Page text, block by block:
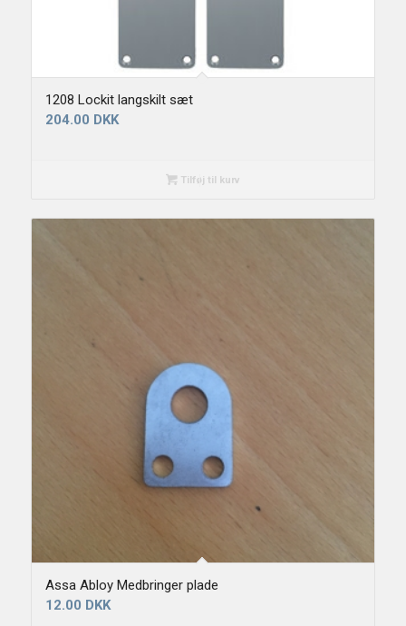
1208 Lockit langskilt sæt
204.00 DKK
Tilføj til kurv
Assa Abloy Medbringer plade
12.00 DKK